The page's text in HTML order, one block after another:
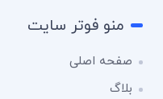
منو فوتر سایت
صفحه اصلی
بلاگ